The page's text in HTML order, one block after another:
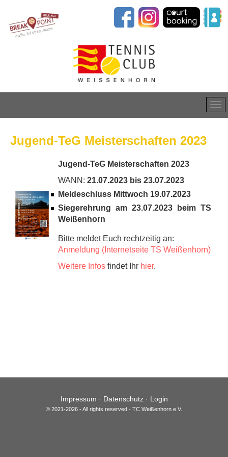
Jugend-TeG Meisterschaften 2023
Jugend-TeG Meisterschaften 2023
WANN: 21.07.2023 bis 23.07.2023
Meldeschluss Mittwoch 19.07.2023
Siegerehrung am 23.07.2023 beim TS
Weißenhorn
Bitte meldet Euch rechtzeitig an:
Anmeldung (Internetseite TS Weißenhorn)
Weitere Infos findet Ihr hier.
Impressum · Datenschutz· Login
© 2021-2026 - All rights reserved - TC Weißenhorn e.V.